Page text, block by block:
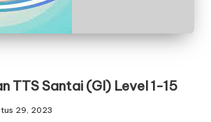
TTS Santai (GI) Level 1-15
29, 2023